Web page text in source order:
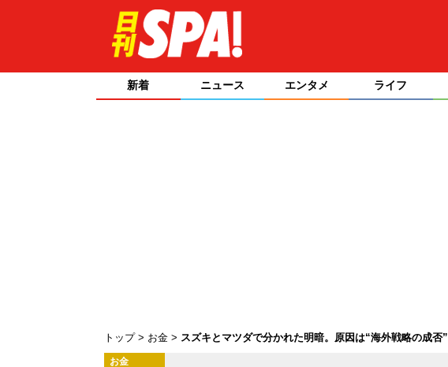
新着 ニュース エンタメ ライフ
トップ お金 スズキとマツダで分かれた明暗。原因は“海外戦略の成否”
お金